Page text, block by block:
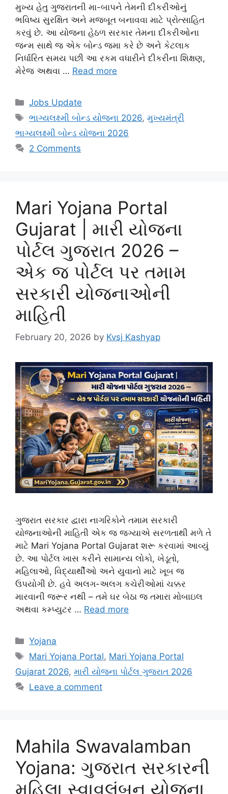
મુખ્ય હેતુ ગુજરાતની મા-બાપને તેમની દીકરીઓનું
ભવિષ્ય સુરક્ષિત અને મજબૂત બનાવવા માટે પ્રોત્સાહિત
કરવું છે. આ યોજના હેઠળ સરકાર તેમના દીકરીઓના
જન્મ સાથે જ એક બોન્ડ જમા કરે છે અને કેટલાક
નિર્ધારિત સમય પછી આ રકમ વધારીને દીકરીના શિક્ષણ,
મેરેજ અથવા … Read more
Categories
Jobs Update
Tags
ભાગ્યલક્ષ્મી બોન્ડ યોજના 2026,મુખ્યમંત્રી
ભાગ્યલક્ષ્મી બોન્ડ યોજના 2026
2 Comments
Mari Yojana Portal
Gujarat | મારી યોજના
પોર્ટલ ગુજરાત 2026 –
એક જ પોર્ટલ પર તમામ
સરકારી યોજનાઓની
માહિતી
February 20, 2026 by Kvsj Kashyap
ગુજરાત સરકાર દ્વારા નાગરિકોને તમામ સરકારી
યોજનાઓની માહિતી એક જ જગ્યાએ સરળતાથી મળે તે
માટે Mari Yojana Portal Gujarat શરૂ કરવામાં આવ્યું
છે. આ પોર્ટલ ખાસ કરીને સામાન્ય લોકો, ખેડૂતો,
મહિલાઓ, વિદ્યાર્થીઓ અને યુવાનો માટે ખૂબ જ
ઉપયોગી છે. હવે અલગ-અલગ કચેરીઓમાં ચક્કર
મારવાની જરૂર નથી – તમે ઘર બેઠા જ તમારા મોબાઇલ
અથવા કમ્પ્યુટર … Read more
Categories
Yojana
Tags
Mari Yojana Portal, Mari Yojana Portal
Gujarat 2026, મારી યોજના પોર્ટલ ગુજરાત 2026
Leave a comment
Mahila Swavalamban
Yojana: ગુજરાત સરકારની
મહિલા સ્વાવલંબન યોજના